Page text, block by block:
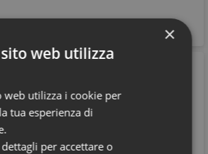
dei corsi di recupero
2026
e gli studenti interessati che nel
disponibili i calendari relativi ai corsi di
×
web utilizza
web utilizza i cookie per
tua esperienza di
per accettare o